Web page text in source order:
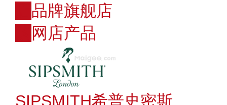
品牌旗舰店
网店产品
SIPSMITH希普史密斯